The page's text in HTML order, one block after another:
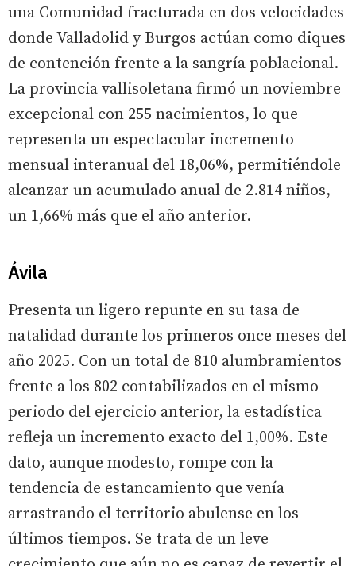
una Comunidad fracturada en dos velocidades
donde Valladolid y Burgos actúan como diques
de contención frente a la sangría poblacional.
La provincia vallisoletana firmó un noviembre
excepcional con 255 nacimientos, lo que
representa un espectacular incremento
mensual interanual del 18,06%, permitiéndole
alcanzar un acumulado anual de 2.814 niños,
un 1,66% más que el año anterior.
Ávila
Presenta un ligero repunte en su tasa de
natalidad durante los primeros once meses del
año 2025. Con un total de 810 alumbramientos
frente a los 802 contabilizados en el mismo
periodo del ejercicio anterior, la estadística
refleja un incremento exacto del 1,00%. Este
dato, aunque modesto, rompe con la
tendencia de estancamiento que venía
arrastrando el territorio abulense en los
últimos tiempos. Se trata de un leve